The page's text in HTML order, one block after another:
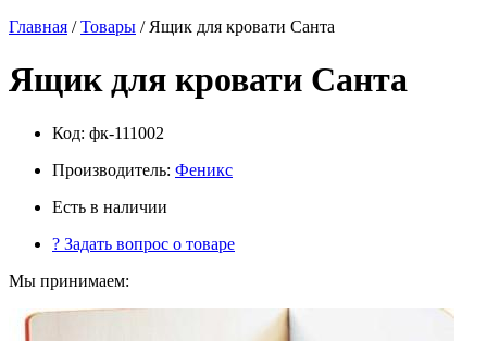
Главная /Товары / Ящик для кровати Санта
Ящик для кровати Санта
Код: фк-111002
Производитель: Феникс
Есть в наличии
? Задать вопрос о товаре
Мы принимаем: